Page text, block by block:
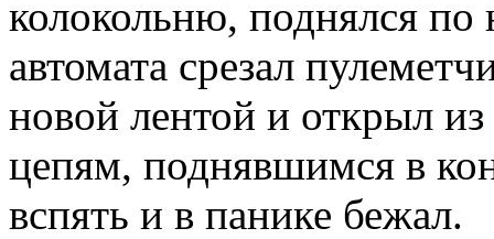
колокольню, поднялся по
автомата срезал
новой лентой и открыл
цепям, поднявшимся в
вспять и в панике бежал.